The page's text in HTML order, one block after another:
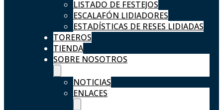
LISTADO DE FESTEJOS
ESCALAFÓN LIDIADORES
ESTADÍSTICAS DE RESES LIDIADAS
TOREROS
TIENDA
SOBRE NOSOTROS
NOTICIAS
ENLACES